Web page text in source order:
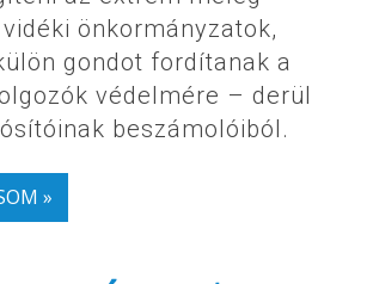
önkormányzatok,
gondot fordítanak a
védelmére – derül
beszámolóiból.
»